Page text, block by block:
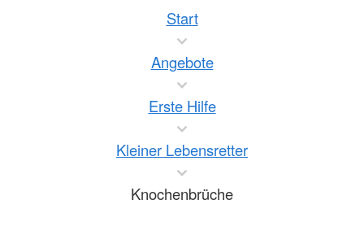
Start
Angebote
Erste Hilfe
Kleiner Lebensretter
Knochenbrüche